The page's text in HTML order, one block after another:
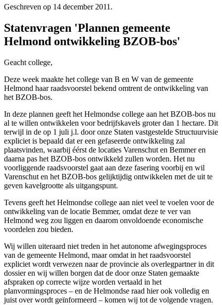
Geschreven op 14 december 2011.
Statenvragen 'Plannen gemeente
Helmond ontwikkeling BZOB-bos'
Geacht college,
Deze week maakte het college van B en W van de gemeente
Helmond haar raadsvoorstel bekend omtrent de ontwikkeling van
het BZOB-bos.
In deze plannen geeft het Helmondse college aan het BZOB-bos nu
al te willen ontwikkelen voor bedrijfskavels groter dan 1 hectare. Dit
terwijl in de op 1 juli j.l. door onze Staten vastgestelde Structuurvisie
expliciet is bepaald dat er een gefaseerde ontwikkeling zal
plaatsvinden, waarbij éérst de locaties Varenschut en Bemmer en
daarna pas het BZOB-bos ontwikkeld zullen worden. Het nu
voorliggende raadsvoorstel gaat aan deze fasering voorbij en wil
Varenschut en het BZOB-bos gelijktijdig ontwikkelen met de uit te
geven kavelgrootte als uitgangspunt.
Tevens geeft het Helmondse college aan niet veel te voelen voor de
ontwikkeling van de locatie Bemmer, omdat deze te ver van
Helmond weg zou liggen en daarom onvoldoende economische
voordelen zou bieden.
Wij willen uiteraard niet treden in het autonome afwegingsproces
van de gemeente Helmond, maar omdat in het raadsvoorstel
expliciet wordt verwezen naar de provincie als overlegpartner in dit
dossier en wij willen borgen dat de door onze Staten gemaakte
afspraken op correcte wijze worden vertaald in het
planvormingsproces – en de Helmondse raad hier ook volledig en
juist over wordt geïnformeerd – komen wij tot de volgende vragen.